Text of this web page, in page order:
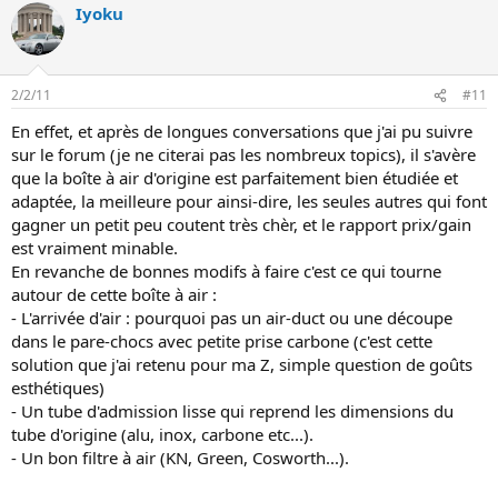
d'origine sont parfois ce qui se fait de mieux;j'en ai un exemple avec
mon citron.
Autre point:il faut effectivement admettre de l'air le plus froid
possible (principe de Carnot,machines thermiques);et
l'emplacement des "cornets" d'admission directe avec prise d'air
dans le compartiment moteur,c'est pas top!
Pour en revenir aux filtres à air dans la boite d'origine,un KN ,ou
équivalent,modérément graissé va très bien et ne souille pas d'huile
le boitier d'admission.
Iyoku
2/2/11 #11
En effet, et après de longues conversations que j'ai pu suivre
sur le forum (je ne citerai pas les nombreux topics), il s'avère
que la boîte à air d'origine est parfaitement bien étudiée et
adaptée, la meilleure pour ainsi-dire, les seules autres qui font
gagner un petit peu coutent très chèr, et le rapport prix/gain
est vraiment minable.
En revanche de bonnes modifs à faire c'est ce qui tourne
autour de cette boîte à air :
- L'arrivée d'air : pourquoi pas un air-duct ou une découpe
dans le pare-chocs avec petite prise carbone (c'est cette
solution que j'ai retenu pour ma Z, simple question de goûts
esthétiques)
- Un tube d'admission lisse qui reprend les dimensions du
tube d'origine (alu, inox, carbone etc...).
- Un bon filtre à air (KN, Green, Cosworth...).